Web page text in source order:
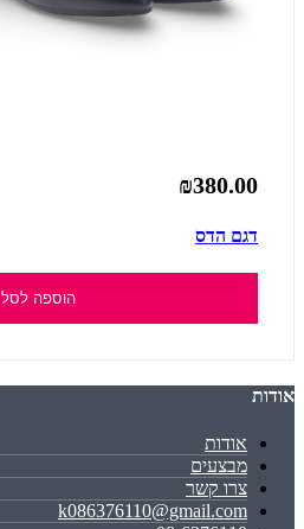
₪380.00
דגם הדס
הוספה לסל
אודות
אודות
מבצעים
צרו קשר
k086376110@gmail.com